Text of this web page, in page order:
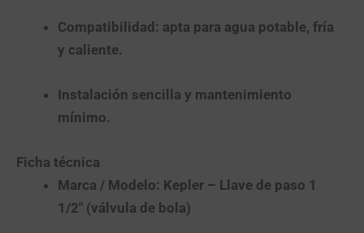
Compatibilidad: apta para agua potable, fría
y caliente.
Instalación sencilla y mantenimiento
mínimo.
Ficha técnica
Marca / Modelo: Kepler – Llave de paso 1
1/2″ (válvula de bola)